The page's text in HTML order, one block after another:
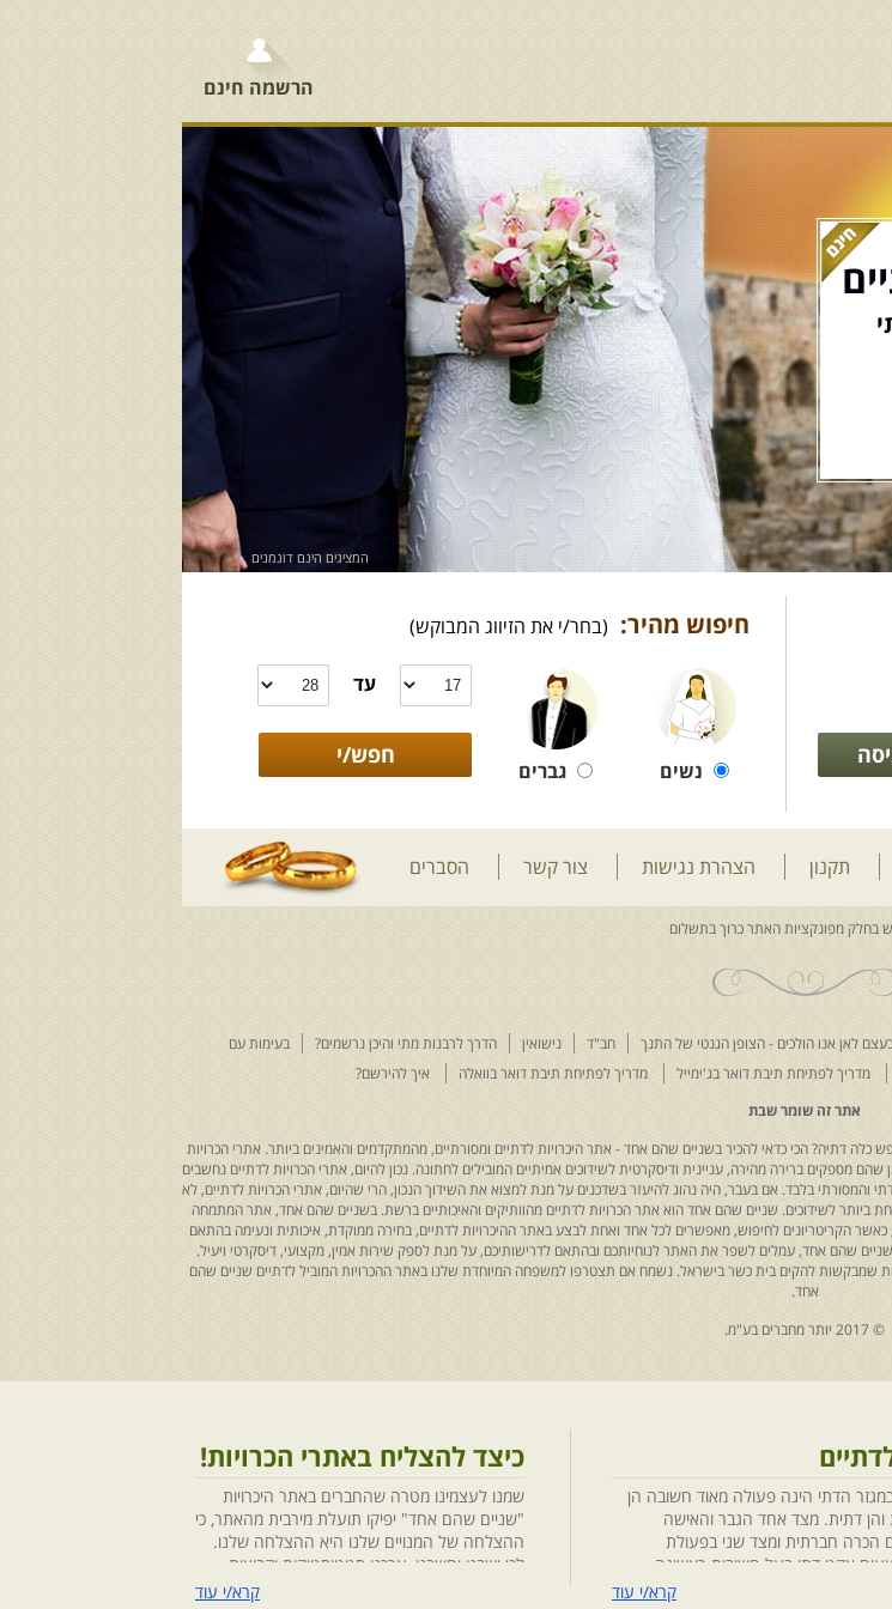
הרשמה חינם
המציגים הינם דוגמנים
חיפוש מהיר: (בחר/י את הזיווג המבוקש)
נשים גברים
עד
תקנון הצהרת נגישות צור קשר הסברים
לאן אנו הולכים - הצופן הגנטי של התנך חב"ד נישואין הדרך לרבנות מתי והיכן נרשמים?
בעימות עם
מדריך לפתיחת תיבת דואר בג'ימייל מדריך לפתיחת תיבת דואר בוואלה
איך להירשם?
אתר זה שומר שבת
דתיה? הכי כדאי להכיר בשניים שהם אחד - אתר היכרויות לדתיים ומסורתיים, מהמתקדמים והאמינים ביותר. אתרי הכרויות
מספקים ברירה מהירה, עניינית ודיסקרטית לשידוכים אמיתיים המובילים לחתונה. נכון להיום, אתרי הכרויות לדתיים נחשבים
והמסורתי בלבד. אם בעבר, היה נהוג להיעזר בשדכנים על מנת למצוא את השידוך הנכון, הרי שהיום, אתרי הכרויות לדתיים, לא
ביותר לשידוכים. שניים שהם אחד הוא אתר הכרויות לדתיים מהוותיקים והאיכותיים ברשת. בשניים שהם אחד, אתר המתמחה
כאשר הקריטריונים לחיפוש, מאפשרים לכל אחד ואחת לבצע באתר ההיכרויות לדתיים, בחירה ממוקדת, איכותית ונעימה בהתאם
שהם אחד, עמלים לשפר את האתר לנוחיותכם ובהתאם לדרישותיכם, על מנת לספק שירות אמין, מקצועי, דיסקרטי ויעיל.
שמבקשות להקים בית כשר בישראל. נשמח אם תצטרפו למשפחה המיוחדת שלנו באתר ההכרויות המוביל לדתיים שניים שהם
אחד.
© 2017 יותר מחברים בע"מ.
הדתי הינה פעולה מאוד חשובה הן
דתית. מצד אחד הגבר והאישה
הכרה חברתית ומצד שני בפעולת
אקט דתי בעל חשיבות ראשונה
בהקשר זה שגם הגורמים למפגשקרא/י עוד
כיצד להצליח באתרי הכרויות!
שמנו לעצמינו מטרה שהחברים באתר היכרויות
"שניים שהם אחד" יפיקו תועלת מירבית מהאתר, כי
ההצלחה של המנויים שלנו היא ההצלחה שלנו.
לכן ישבנו וחשבנו ,ערכנו סטטיסטיקות וקבוצות
מיקוד, בחנו התנהגויות ומגמות והמסקנה החדקרא/י עוד